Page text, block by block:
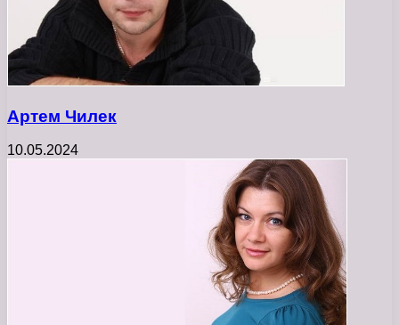
Артем Чилек
10.05.2024